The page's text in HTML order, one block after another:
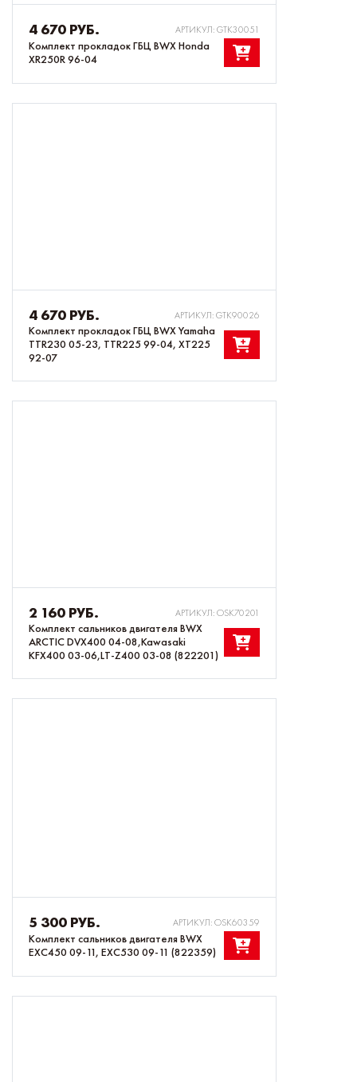
4 670 РУБ. АРТИКУЛ: GTK30051
Комплект прокладок ГБЦ BWX Honda
XR250R 96-04
4 670 РУБ. АРТИКУЛ: GTK90026
Комплект прокладок ГБЦ BWX Yamaha
TTR230 05-23, TTR225 99-04, XT225
92-07
2 160 РУБ. АРТИКУЛ: OSK70201
Комплект сальников двигателя BWX
ARCTIC DVX400 04-08,Kawasaki
KFX400 03-06,LT-Z400 03-08 (822201)
5 300 РУБ. АРТИКУЛ: OSK60359
Комплект сальников двигателя BWX
EXC450 09-11, EXC530 09-11 (822359)